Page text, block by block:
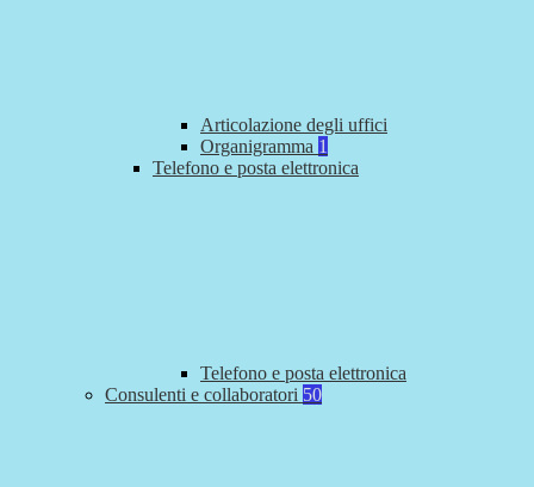
Articolazione degli uffici
Organigramma 1
Telefono e posta elettronica
Telefono e posta elettronica
Consulenti e collaboratori 50